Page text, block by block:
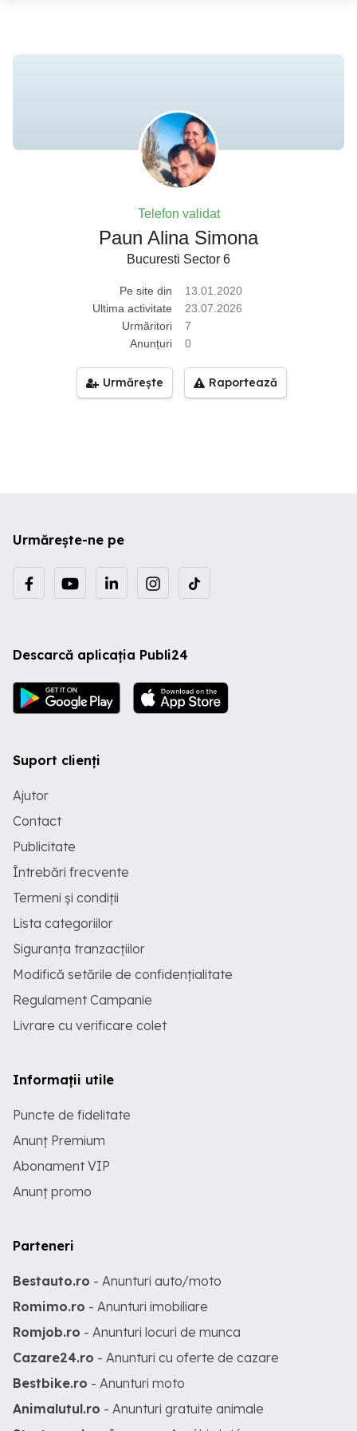
Telefon validat
Paun Alina Simona
Bucuresti Sector 6
Pe site din
13.01.2020
Ultima activitate
23.07.2026
Urmăritori
7
Anunțuri
0
Urmărește Raportează
Urmărește-ne pe
Descarcă aplicația Publi24
Suport clienți
Ajutor
Contact
Publicitate
Întrebări frecvente
Termeni și condiții
Lista categoriilor
Siguranța tranzacțiilor
Modifică setările de confidențialitate
Regulament Campanie
Livrare cu verificare colet
Informații utile
Puncte de fidelitate
Anunț Premium
Abonament VIP
Anunț promo
Parteneri
Bestauto.ro - Anunturi auto/moto
Romimo.ro - Anunturi imobiliare
Romjob.ro - Anunturi locuri de munca
Cazare24.ro - Anunturi cu oferte de cazare
Bestbike.ro - Anunturi moto
Animalutul.ro - Anunturi gratuite animale